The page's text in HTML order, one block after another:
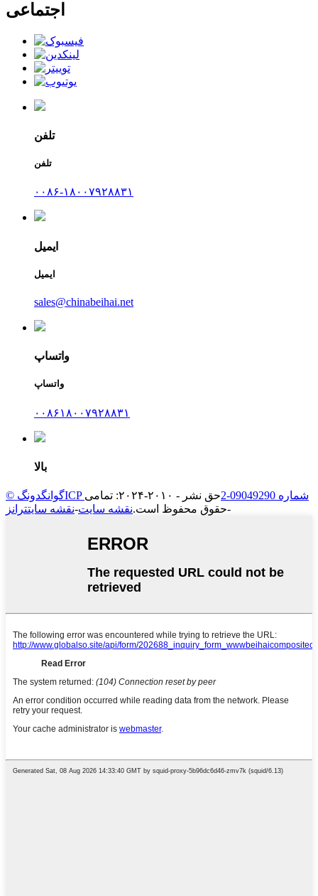
اجتماعی
تلفن
تلفن
۰۰۸۶-۱۸۰۰۷۹۲۸۸۳۱
ایمیل
ایمیل
sales@chinabeihai.net
واتساپ
واتساپ
۰۰۸۶۱۸۰۰۷۹۲۸۸۳۱
بالا
© گوانگدونگICP شماره 09049290-2
حق نشر - ۲۰۱۰-۲۰۲۴: تمامی
حقوق محفوظ است.نقشه سایت-نقشه سایتترانز -